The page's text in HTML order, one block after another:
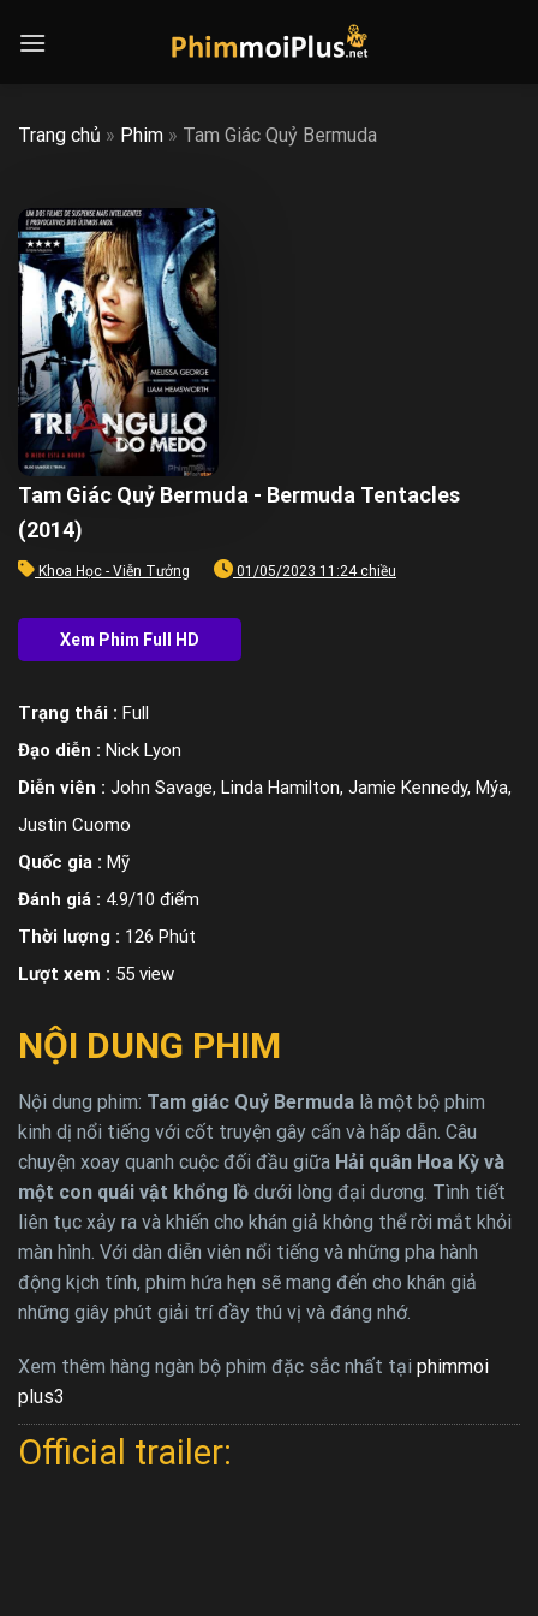
Trang chủ » Phim » Tam Giác Quỷ Bermuda
Tam Giác Quỷ Bermuda - Bermuda Tentacles
(2014)
Khoa Học - Viễn Tưởng 01/05/2023 11:24 chiều
Trạng thái : Full
Đạo diễn : Nick Lyon
Diễn viên : John Savage, Linda Hamilton, Jamie Kennedy, Mýa,
Justin Cuomo
Quốc gia : Mỹ
Đánh giá : 4.9/10 điểm
Thời lượng : 126 Phút
Lượt xem : 55 view
NỘI DUNG PHIM
Nội dung phim: Tam giác Quỷ Bermuda là một bộ phim
kinh dị nổi tiếng với cốt truyện gây cấn và hấp dẫn. Câu
chuyện xoay quanh cuộc đối đầu giữa Hải quân Hoa Kỳ và
một con quái vật khổng lồ dưới lòng đại dương. Tình tiết
liên tục xảy ra và khiến cho khán giả không thể rời mắt khỏi
màn hình. Với dàn diễn viên nổi tiếng và những pha hành
động kịch tính, phim hứa hẹn sẽ mang đến cho khán giả
những giây phút giải trí đầy thú vị và đáng nhớ.
Xem thêm hàng ngàn bộ phim đặc sắc nhất tại phimmoi
plus3
Official trailer: